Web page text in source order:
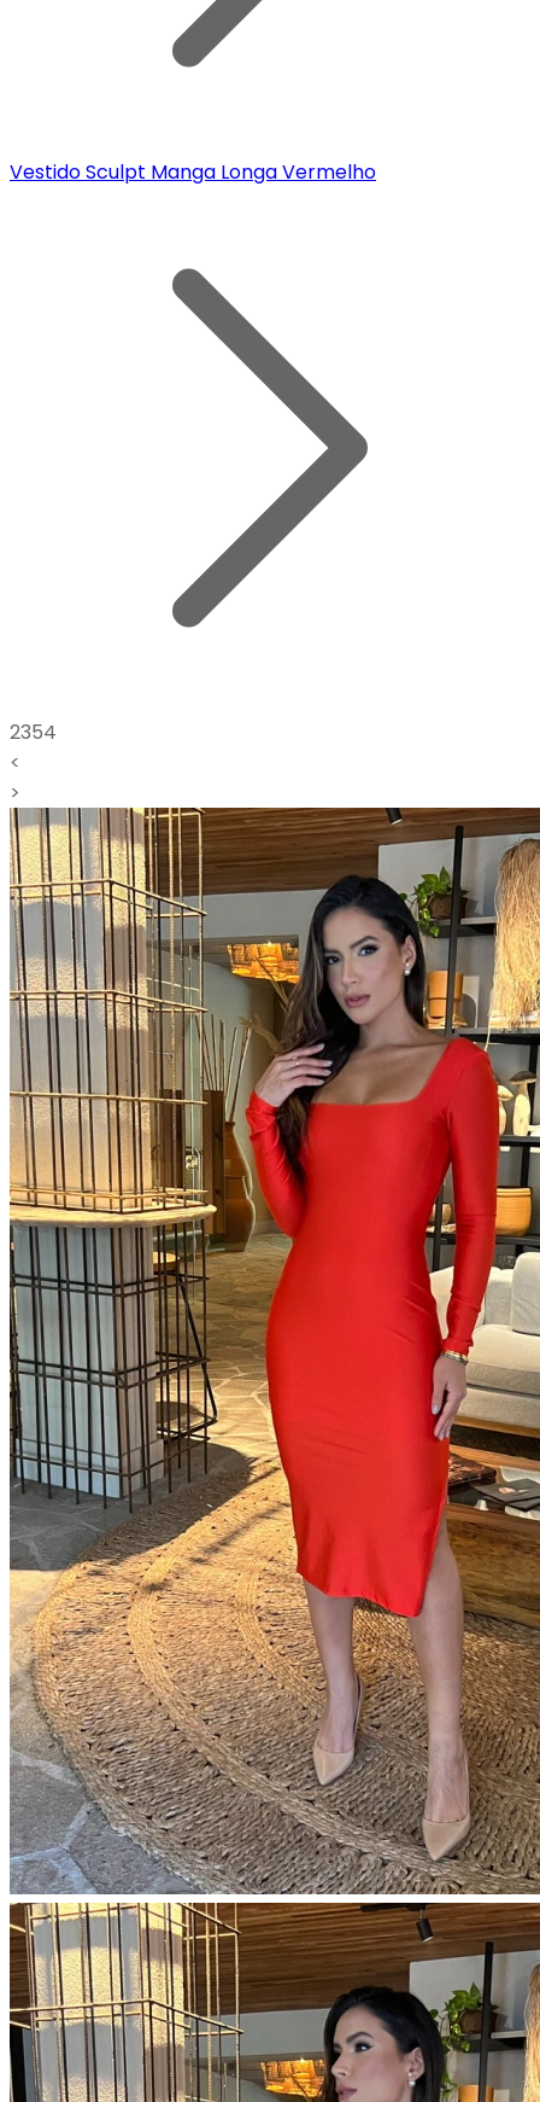
Vestido Sculpt Manga Longa Vermelho
2354
<
>